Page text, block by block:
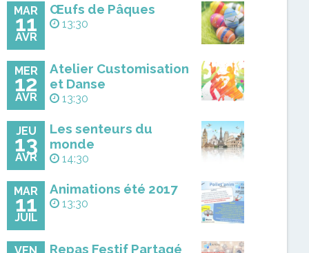
MAR
11
AVR
Œufs de Pâques
13:30
MER
12
AVR
Atelier Customisation
et Danse
13:30
JEU
13
AVR
Les senteurs du
monde
14:30
MAR
11
JUIL
Animations été 2017
13:30
Repas Festif Partagé